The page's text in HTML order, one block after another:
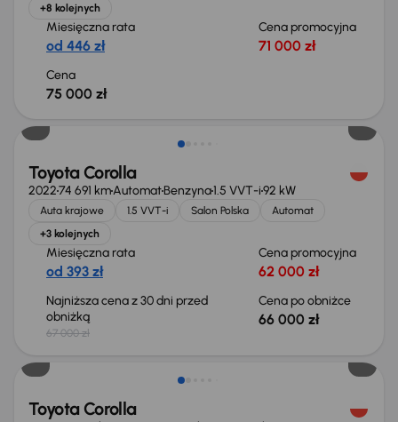
+8 kolejnych
Miesięczna rata
od 446 zł
Cena promocyjna
71 000 zł
Cena
75 000 zł
Taniej o 1 000 zł
Toyota Corolla
202274 691 kmAutomatBenzyna1.5 VVT-i92 kW
Auta krajowe 1.5 VVT-i Salon Polska
Automat
+3 kolejnych
Miesięczna rata
od 393 zł
Cena promocyjna
62 000 zł
Najniższa cena z 30 dni przed
obniżką
67 000 zł
Cena po obniżce
66 000 zł
Taniej o 500 zł
Toyota Corolla